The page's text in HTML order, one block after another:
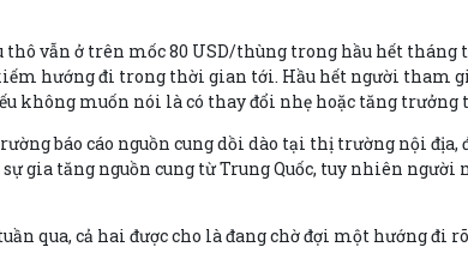
vẫn ở trên mốc 80 USD/thùng trong hầu hết tháng
hướng đi trong thời gian tới. Hầu hết người tham
không muốn nói là có thay đổi nhẹ hoặc tăng
báo cáo nguồn cung dồi dào tại thị trường nội
tăng nguồn cung từ Trung Quốc, tuy nhiên người
qua, cả hai được cho là đang chờ đợi một hướng đi